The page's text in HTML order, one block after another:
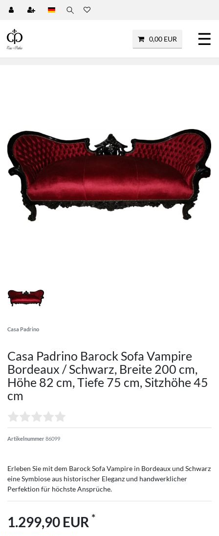
0,00 EUR ☰
Casa Padrino
Casa Padrino Barock Sofa Vampire
Bordeaux / Schwarz, Breite 200 cm,
Höhe 82 cm, Tiefe 75 cm, Sitzhöhe 45
cm
Artikelnummer86099
Erleben Sie mit dem Barock Sofa Vampire in Bordeaux und Schwarz
eine Symbiose aus historischer Eleganz und handwerklicher
Perfektion für höchste Ansprüche.
1.299,90 EUR *